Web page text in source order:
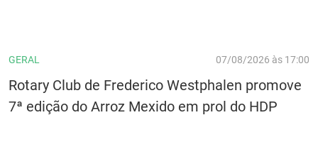
GERAL 07/08/2026 às 17:00
Rotary Club de Frederico Westphalen promove
7ª edição do Arroz Mexido em prol do HDP